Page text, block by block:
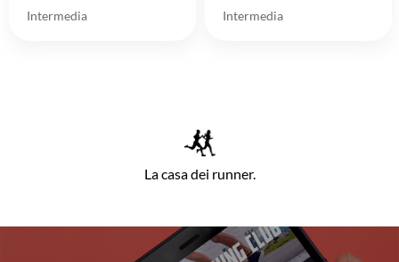
Intermedia Intermedia
La casa dei runner.